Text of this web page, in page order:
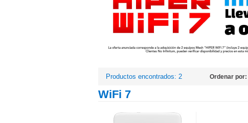
Productos encontrados: 2 Ordenar por:
WiFi 7